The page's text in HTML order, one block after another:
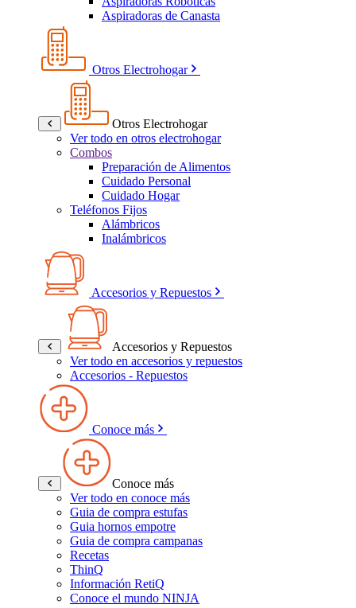
Aspiradoras de Canasta
Otros Electrohogar
Otros Electrohogar
Ver todo en otros electrohogar
Combos
Preparación de Alimentos
Cuidado Personal
Cuidado Hogar
Teléfonos Fijos
Alámbricos
Inalámbricos
Accesorios y Repuestos
Accesorios y Repuestos
Ver todo en accesorios y repuestos
Accesorios - Repuestos
Conoce más
Conoce más
Ver todo en conoce más
Guia de compra estufas
Guia hornos empotre
Guia de compra campanas
Recetas
ThinQ
Información RetiQ
Conoce el mundo NINJA